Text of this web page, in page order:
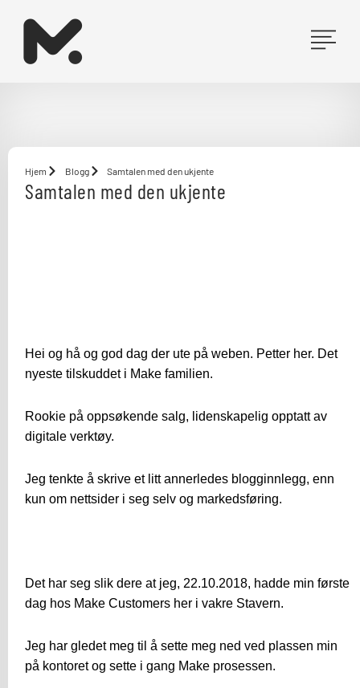
innholdet
Hjem Blogg Samtalen med den ukjente
Samtalen med den ukjente
Hei og hå og god dag der ute på weben. Petter her. Det
nyeste tilskuddet i Make familien.
Rookie på oppsøkende salg, lidenskapelig opptatt av
digitale verktøy.
Jeg tenkte å skrive et litt annerledes blogginnlegg, enn
kun om nettsider i seg selv og markedsføring.
Det har seg slik dere at jeg, 22.10.2018, hadde min første
dag hos Make Customers her i vakre Stavern.
Jeg har gledet meg til å sette meg ned ved plassen min
på kontoret og sette i gang Make prosessen.